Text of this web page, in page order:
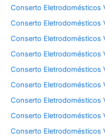
Conserto Eletrodomésticos
Conserto Eletrodomésticos
Conserto Eletrodomésticos
Conserto Eletrodomésticos
Conserto Eletrodomésticos
Conserto Eletrodomésticos
Conserto Eletrodomésticos
Conserto Eletrodomésticos
Conserto Eletrodomésticos